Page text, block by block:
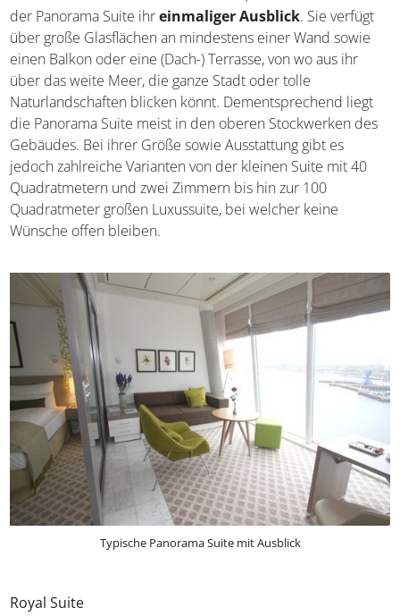
Panorama Suite
Wie der Name bereits vermuten lässt, ist das Besondere
an der Panorama Suite ihreinmaliger Ausblick
verfügt über große Glasflächen an mindestens einer
Wand sowie einen Balkon oder eine (Dach-) Terrasse, von
wo aus ihr über das weite Meer, die ganze Stadt oder
tolle Naturlandschaften blicken könnt. Dementsprechend
liegt die Panorama Suite meist in den oberen
Stockwerken des Gebäudes. Bei ihrer Größe sowie
Ausstattung gibt es jedoch zahlreiche Varianten von der
bis hin zur 100 Quadratmeter großen Luxussuite, bei
welcher keine Wünsche offen bleiben.